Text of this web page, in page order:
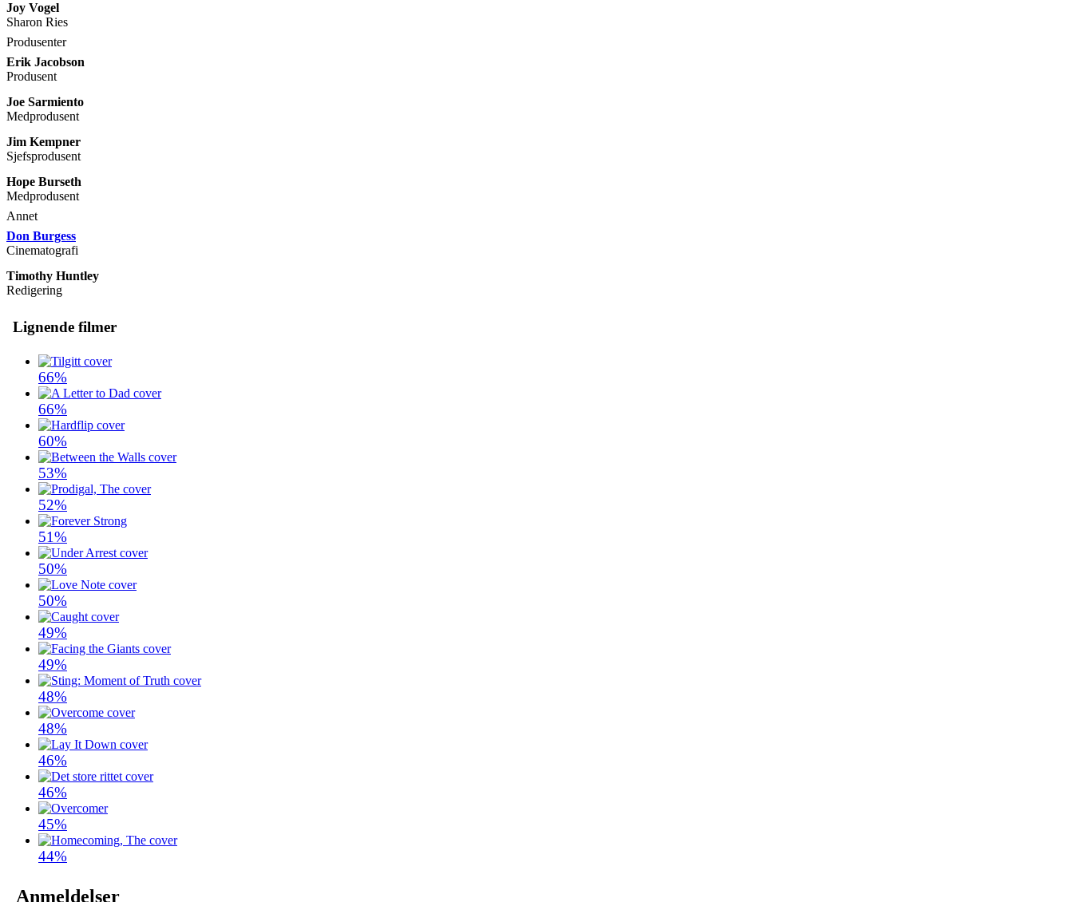
Joy Vogel
Sharon Ries
Produsenter
Erik Jacobson
Produsent
Joe Sarmiento
Medprodusent
Jim Kempner
Sjefsprodusent
Hope Burseth
Medprodusent
Annet
Don Burgess
Cinematografi
Timothy Huntley
Redigering
Lignende filmer
66%
66%
60%
53%
52%
51%
50%
50%
49%
49%
48%
48%
46%
46%
45%
44%
Anmeldelser